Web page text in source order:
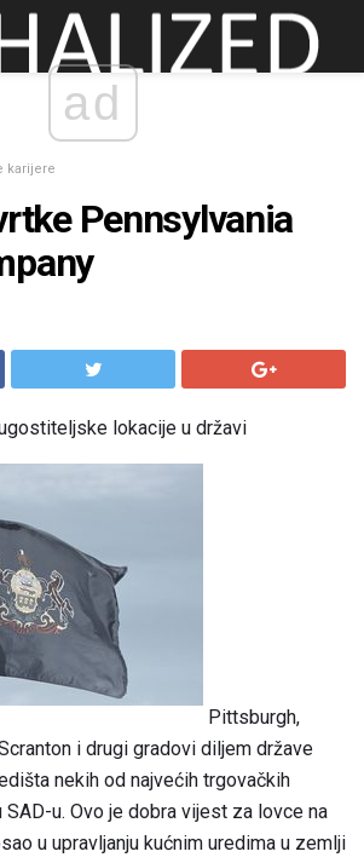
ad
karijere
Pennsylvania
lokacije u državi
Pittsburgh,
i drugi gradovi diljem države
nekih od najvećih trgovačkih
SAD-u. Ovo je dobra vijest za lovce na
u upravljanju kućnim uredima u zemlji